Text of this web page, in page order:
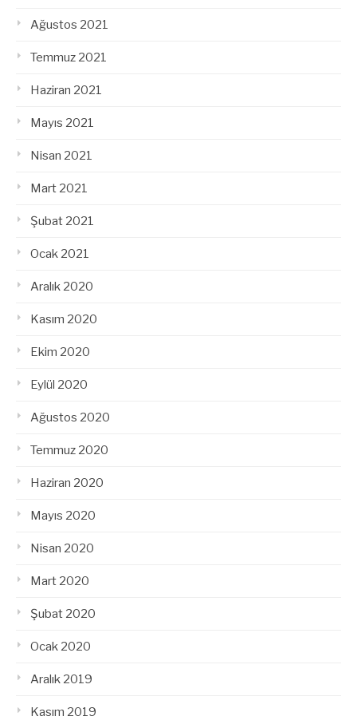
Ağustos 2021
Temmuz 2021
Haziran 2021
Mayıs 2021
Nisan 2021
Mart 2021
Şubat 2021
Ocak 2021
Aralık 2020
Kasım 2020
Ekim 2020
Eylül 2020
Ağustos 2020
Temmuz 2020
Haziran 2020
Mayıs 2020
Nisan 2020
Mart 2020
Şubat 2020
Ocak 2020
Aralık 2019
Kasım 2019